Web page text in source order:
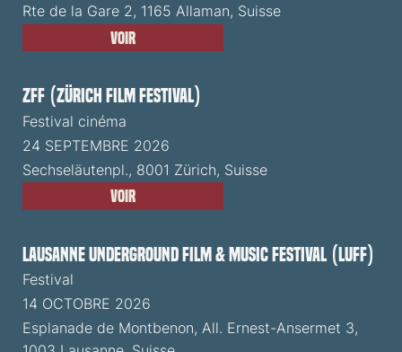
Rte de la Gare 2, 1165 Allaman, Suisse
Voir
ZFF (Zürich Film Festival)
Festival cinéma
24 SEPTEMBRE 2026
Sechseläutenpl., 8001 Zürich, Suisse
Voir
Lausanne Underground Film & Music Festival (LUFF)
Festival
14 OCTOBRE 2026
Esplanade de Montbenon, All. Ernest-Ansermet 3,